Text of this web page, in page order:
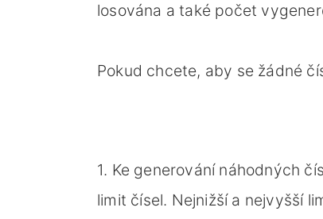
losována a také počet
Pokud chcete, aby se žádné
1. Ke generování náhodných
limit čísel. Nejnižší a nejvyšší